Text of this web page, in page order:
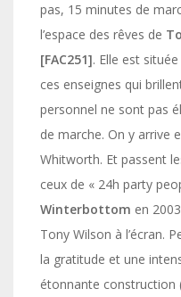
pas, 15 minutes de
l’espace des rêves de
[FAC251]. Elle est
ces enseignes qui
personnel ne sont pas
de marche. On y arrive
Whitworth. Et passent
ceux de « 24h party
Winterbottom en
Tony Wilson à l’écran.
la gratitude et une
étonnante construction